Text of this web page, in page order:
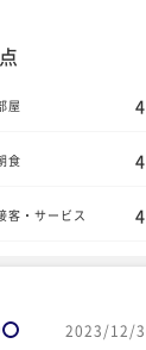
屋
食
客・サービス
2023/12/